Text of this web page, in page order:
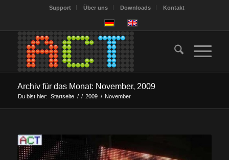
Support Über uns Downloads Kontakt
Archiv für das Monat: November, 2009
Du bist hier: Startseite / / 2009 / November